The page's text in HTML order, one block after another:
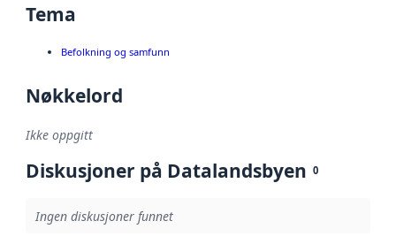
Tema
Befolkning og samfunn
Nøkkelord
Ikke oppgitt
Diskusjoner på Datalandsbyen 0
Ingen diskusjoner funnet